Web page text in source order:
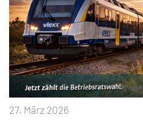
27. März 2026